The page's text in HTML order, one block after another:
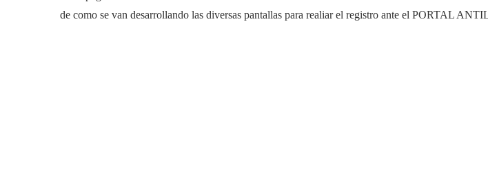
de como se van desarrollando las diversas pantallas para realiar el registro ante el PORTAL